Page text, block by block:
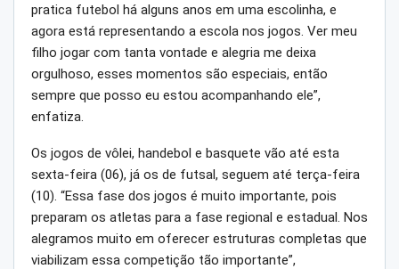
pratica futebol há alguns anos em uma escolinha, e
agora está representando a escola nos jogos. Ver meu
filho jogar com tanta vontade e alegria me deixa
orgulhoso, esses momentos são especiais, então
sempre que posso eu estou acompanhando ele”,
enfatiza.
Os jogos de vôlei, handebol e basquete vão até esta
sexta-feira (06), já os de futsal, seguem até terça-feira
(10). “Essa fase dos jogos é muito importante, pois
preparam os atletas para a fase regional e estadual. Nos
alegramos muito em oferecer estruturas completas que
viabilizam essa competição tão importante”,